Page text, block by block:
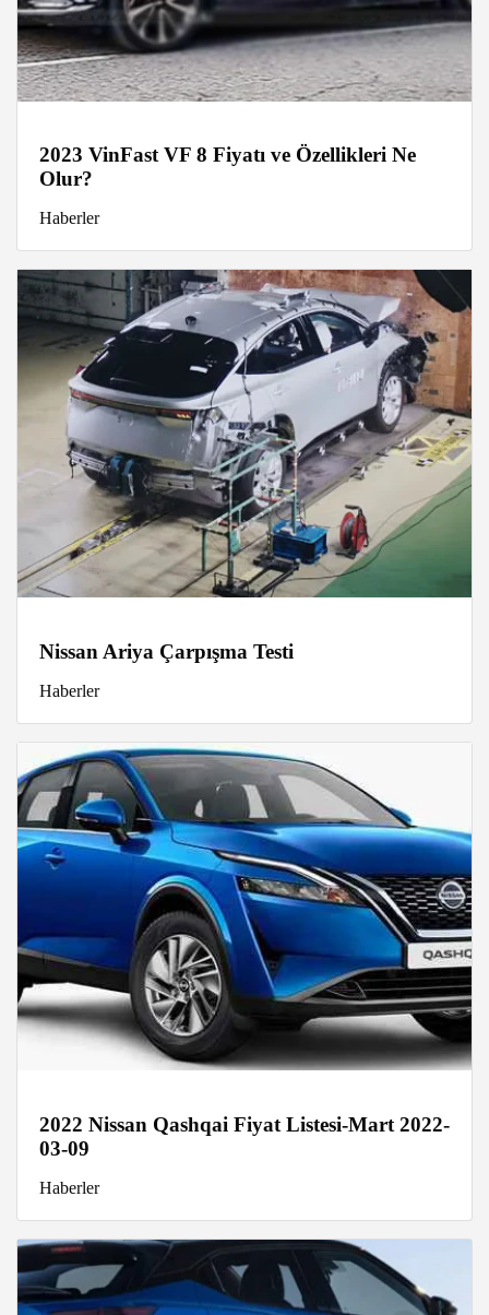
2023 VinFast VF 8 Fiyatı ve Özellikleri Ne
Olur?
Haberler
Nissan Ariya Çarpışma Testi
Haberler
2022 Nissan Qashqai Fiyat Listesi-Mart 2022-
03-09
Haberler